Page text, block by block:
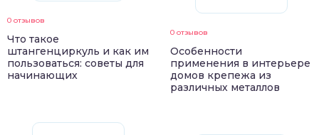
0 отзывов
Что такое
штангенциркуль и как им
пользоваться: советы для
начинающих
0 отзывов
Особенности
применения в интерьере
домов крепежа из
различных металлов